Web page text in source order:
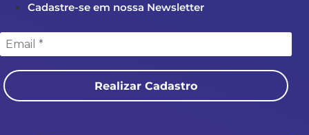
Cadastre-se em nossa Newsletter
Realizar Cadastro